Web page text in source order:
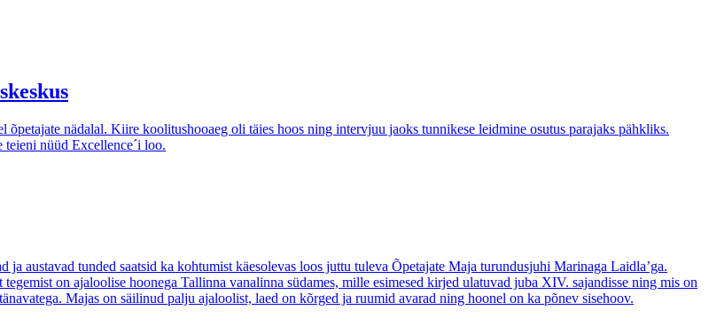
nädalal. Kiire koolitushooaeg oli täies hoos ning intervjuu jaoks tunnikese leidmine osutus parajaks pähkliks.
teieni nüüd Excellence´i loo.
austavad tunded saatsid ka kohtumist käesolevas loos juttu tuleva Õpetajate Maja turundusjuhi Marinaga Laidla’ga.
on ajaloolise hoonega Tallinna vanalinna südames, mille esimesed kirjed ulatuvad juba XIV. sajandisse ning mis on
Majas on säilinud palju ajaloolist, laed on kõrged ja ruumid avarad ning hoonel on ka põnev sisehoov.